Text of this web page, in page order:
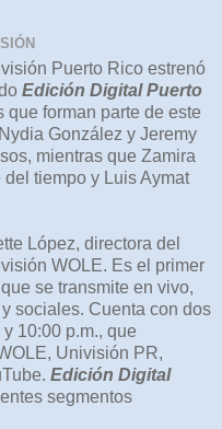
Puerto Rico estrenó
Edición Digital Puerto
que forman parte de este
González y Jeremy
mientras que Zamira
tiempo y Luis Aymat
López, directora del
WOLE. Es el primer
se transmite en vivo,
sociales. Cuenta con dos
10:00 p.m., que
Univisión PR,
Edición Digital
segmentos